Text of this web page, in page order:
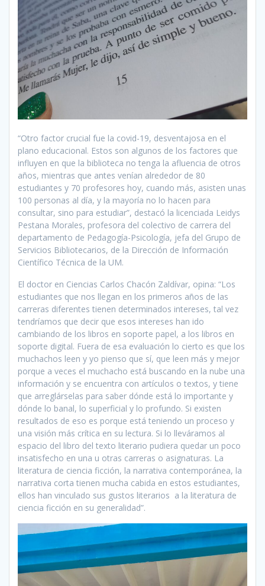
“Otro factor crucial fue la covid-19, desventajosa en el
plano educacional. Estos son algunos de los factores que
influyen en que la biblioteca no tenga la afluencia de otros
años, mientras que antes venían alrededor de 80
estudiantes y 70 profesores hoy, cuando más, asisten unas
100 personas al día, y la mayoría no lo hacen para
consultar, sino para estudiar”, destacó la licenciada Leidys
Pestana Morales, profesora del colectivo de carrera del
departamento de Pedagogía-Psicología, jefa del Grupo de
Servicios Bibliotecarios, de la Dirección de Información
Científico Técnica de la UM.
El doctor en Ciencias Carlos Chacón Zaldívar, opina: “Los
estudiantes que nos llegan en los primeros años de las
carreras diferentes tienen determinados intereses, tal vez
tendríamos que decir que esos intereses han ido
cambiando de los libros en soporte papel, a los libros en
soporte digital. Fuera de esa evaluación lo cierto es que los
muchachos leen y yo pienso que sí, que leen más y mejor
porque a veces el muchacho está buscando en la nube una
información y se encuentra con artículos o textos, y tiene
que arreglárselas para saber dónde está lo importante y
dónde lo banal, lo superficial y lo profundo. Si existen
resultados de eso es porque está teniendo un proceso y
una visión más crítica en su lectura. Si lo lleváramos al
espacio del libro del texto literario pudiera quedar un poco
insatisfecho en una u otras carreras o asignaturas. La
literatura de ciencia ficción, la narrativa contemporánea, la
narrativa corta tienen mucha cabida en estos estudiantes,
ellos han vinculado sus gustos literarios a la literatura de
ciencia ficción en su generalidad”.